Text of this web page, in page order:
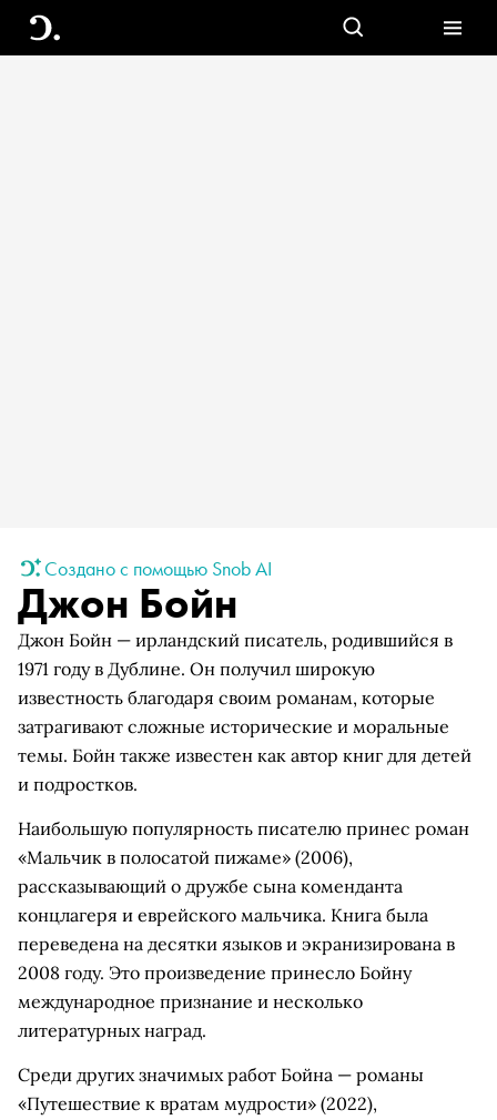
Создано с помощью Snob AI
Джон Бойн
Джон Бойн — ирландский писатель, родившийся в
1971 году в Дублине. Он получил широкую
известность благодаря своим романам, которые
затрагивают сложные исторические и моральные
темы. Бойн также известен как автор книг для детей
и подростков.
Наибольшую популярность писателю принес роман
«Мальчик в полосатой пижаме» (2006),
рассказывающий о дружбе сына коменданта
концлагеря и еврейского мальчика. Книга была
переведена на десятки языков и экранизирована в
2008 году. Это произведение принесло Бойну
международное признание и несколько
литературных наград.
Среди других значимых работ Бойна — романы
«Путешествие к вратам мудрости» (2022),